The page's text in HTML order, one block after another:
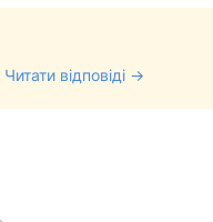
Читати відповіді →